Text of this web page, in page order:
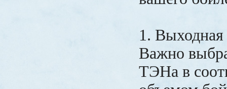
1.
Важно
ТЭНа в